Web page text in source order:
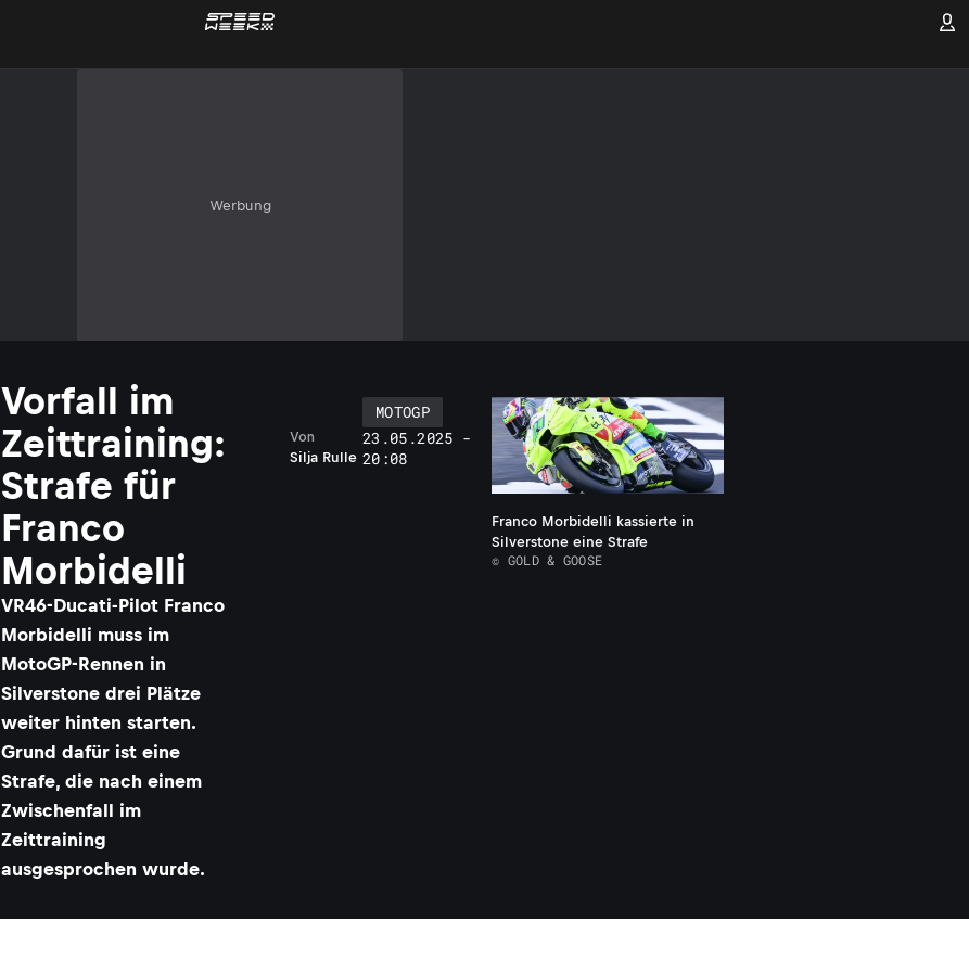
Werbung
Vorfall im
Zeittraining:
Strafe für
Franco
Morbidelli
VR46-Ducati-Pilot Franco
Morbidelli muss im
MotoGP-Rennen in
Silverstone drei Plätze
weiter hinten starten.
Grund dafür ist eine
Strafe, die nach einem
Zwischenfall im
Zeittraining
ausgesprochen wurde.
Silja Rulle
Von
MOTOGP
23.05.2025 -
20:08
Franco Morbidelli kassierte in
Silverstone eine Strafe
© GOLD & GOOSE